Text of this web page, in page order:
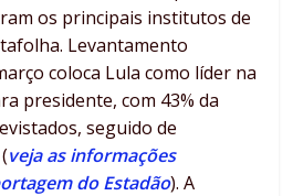
os principais institutos de
Levantamento
coloca Lula como líder na
presidente, com 43% da
seguido de
veja as informações
do Estadão). A